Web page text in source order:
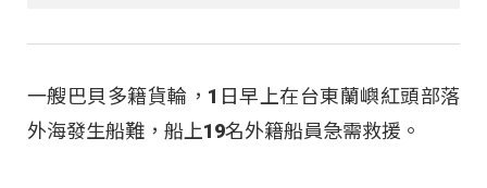
一艘巴貝多籍貨輪，1日早上在台東蘭嶼紅頭部落
外海發生船難，船上19名外籍船員急需救援。